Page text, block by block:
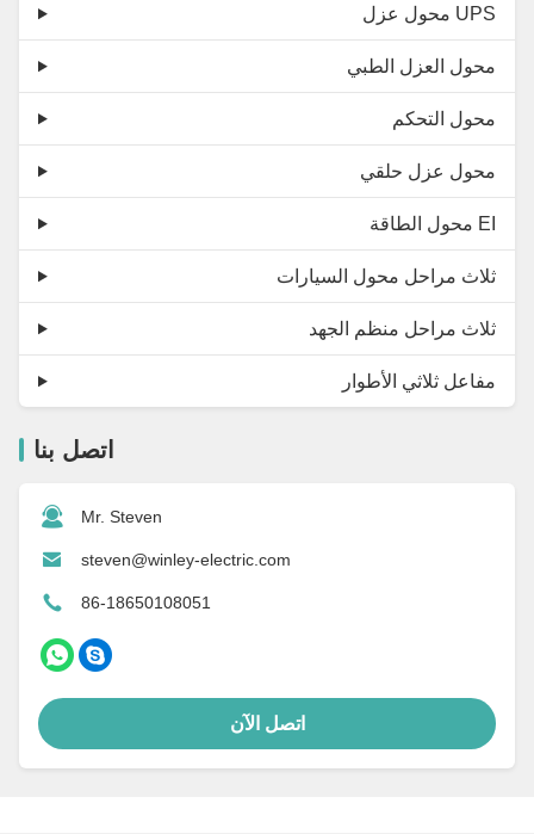
محول عزل UPS
محول العزل الطبي
محول التحكم
محول عزل حلقي
محول الطاقة EI
ثلاث مراحل محول السيارات
ثلاث مراحل منظم الجهد
مفاعل ثلاثي الأطوار
اتصل بنا
Mr. Steven
steven@winley-electric.com
86-18650108051
اتصل الآن